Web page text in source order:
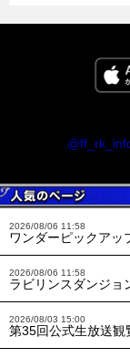
2026/08/06 11:58
ワンダーピックアッ
2026/08/06 11:58
ラビリンスダンジョ
2026/08/03 15:00
第35回公式生放送観